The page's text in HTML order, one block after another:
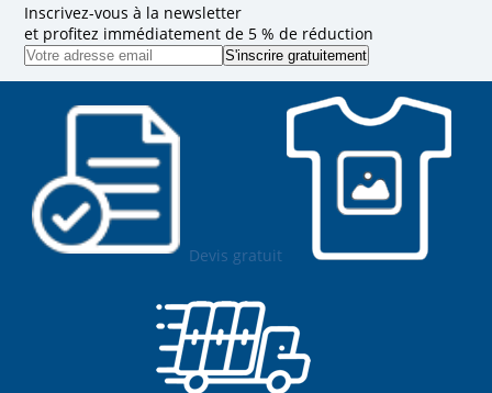
Inscrivez-vous à la newsletter
et profitez immédiatement de 5 % de réduction
Devis gratuit